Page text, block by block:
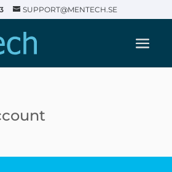
SUPPORT@MENTECH.SE